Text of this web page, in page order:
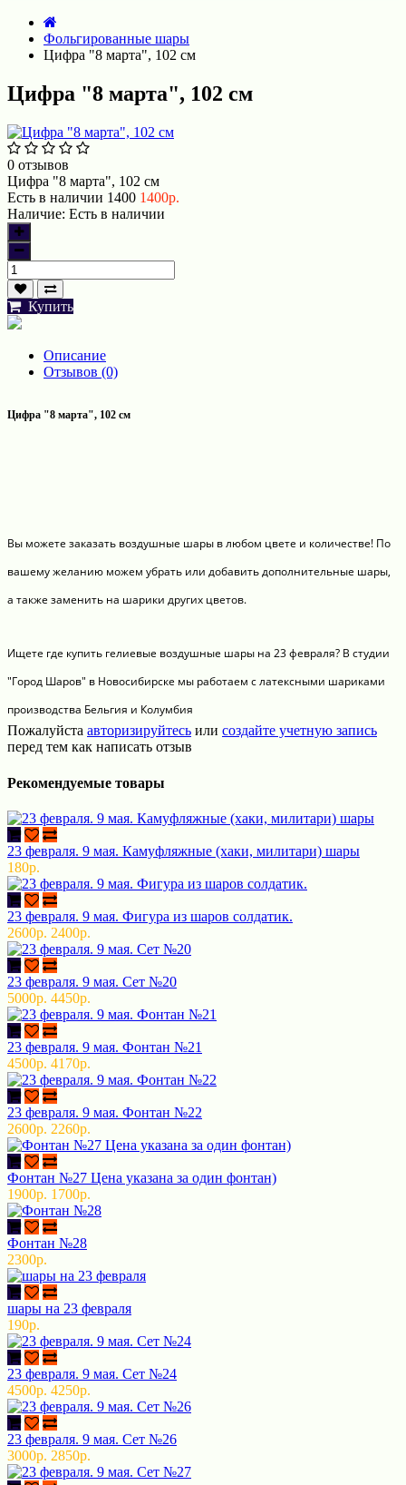
Фольгированные шары
Цифра "8 марта", 102 см
Цифра "8 марта", 102 см
0 отзывов
Цифра "8 марта", 102 см
Есть в наличии 1400 1400р.
Наличие: Есть в наличии
Купить
Описание
Отзывов (0)
Цифра "8 марта", 102 см
Вы можете заказать воздушные шары в любом цвете и количестве! По
вашему желанию можем убрать или добавить дополнительные шары,
а также заменить на шарики других цветов.
Ищете где купить гелиевые воздушные шары на 23 февраля? В студии
"Город Шаров" в Новосибирске мы работаем с латексными шариками
производства Бельгия и Колумбия
Пожалуйста авторизируйтесь или создайте учетную запись
перед тем как написать отзыв
Рекомендуемые товары
23 февраля. 9 мая. Камуфляжные (хаки, милитари) шары
180р.
23 февраля. 9 мая. Фигура из шаров солдатик.
2600р. 2400р.
23 февраля. 9 мая. Сет №20
5000р. 4450р.
23 февраля. 9 мая. Фонтан №21
4500р. 4170р.
23 февраля. 9 мая. Фонтан №22
2600р. 2260р.
Фонтан №27 Цена указана за один фонтан)
1900р. 1700р.
Фонтан №28
2300р.
шары на 23 февраля
190р.
23 февраля. 9 мая. Сет №24
4500р. 4250р.
23 февраля. 9 мая. Сет №26
3000р. 2850р.